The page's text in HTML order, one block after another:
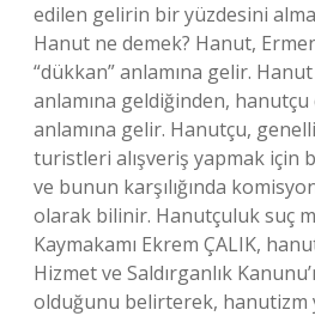
edilen gelirin bir yüzdesini
Hanut ne demek? Hanut,
“dükkan” anlamına gelir.
anlamına geldiğinden,
anlamına gelir. Hanutçu,
turistleri alışveriş yapmak için
ve bunun karşılığında
olarak bilinir. Hanutçuluk suç
Kaymakamı Ekrem ÇALIK,
Hizmet ve Saldırganlık
olduğunu belirterek, hanutizm